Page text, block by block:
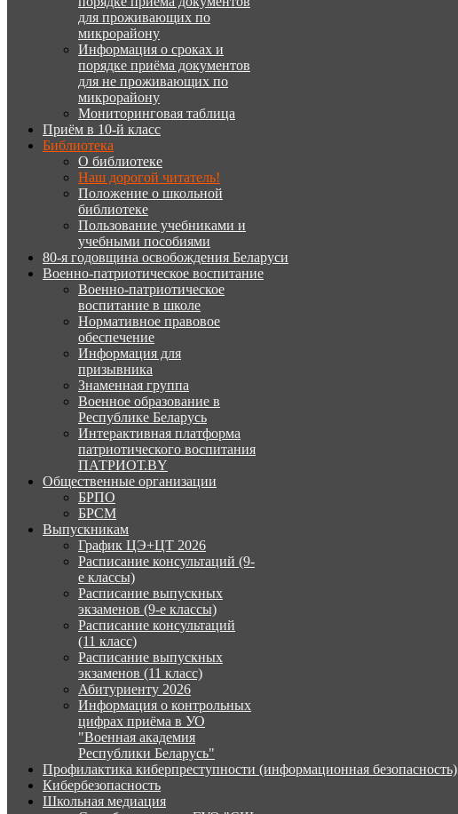
для проживающих по
микрорайону
Информация о сроках и
порядке приёма документов
для не проживающих по
микрорайону
Мониторинговая таблица
Приём в 10-й класс
Библиотека
О библиотеке
Наш дорогой читатель!
Положение о школьной
библиотеке
Пользование учебниками и
учебными пособиями
80-я годовщина освобождения Беларуси
Военно-патриотическое воспитание
Военно-патриотическое
воспитание в школе
Нормативное правовое
обеспечение
Информация для
призывника
Знаменная группа
Военное образование в
Республике Беларусь
Интерактивная платформа
патриотического воспитания
ПАТРИОТ.BY
Общественные организации
БРПО
БРСМ
Выпускникам
График ЦЭ+ЦТ 2026
Расписание консультаций (9-
е классы)
Расписание выпускных
экзаменов (9-е классы)
Расписание консультаций
(11 класс)
Расписание выпускных
экзаменов (11 класс)
Абитуриенту 2026
Информация о контрольных
цифрах приёма в УО
"Военная академия
Республики Беларусь"
Профилактика киберпреступности (информационная безопасность)
Кибербезопасность
Школьная медиация